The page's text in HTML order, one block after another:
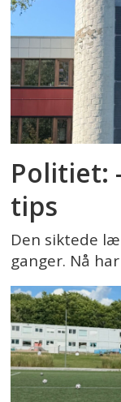
Politiet:
tips
Den siktede
ganger. Nå